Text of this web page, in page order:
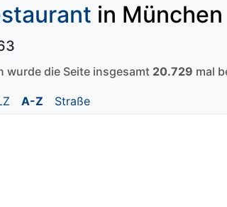
in München
wurde die Seite insgesamt 20.729 mal
A-Z Straße